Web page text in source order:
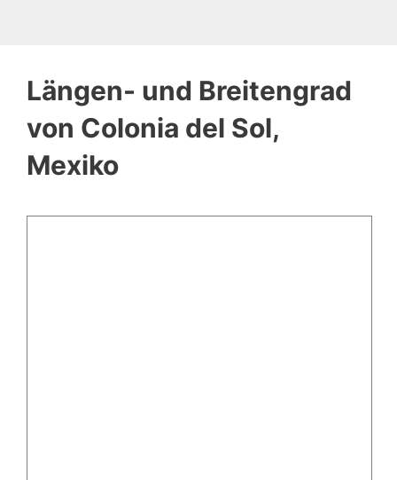
Längen- und Breitengrad
von Colonia del Sol,
Mexiko